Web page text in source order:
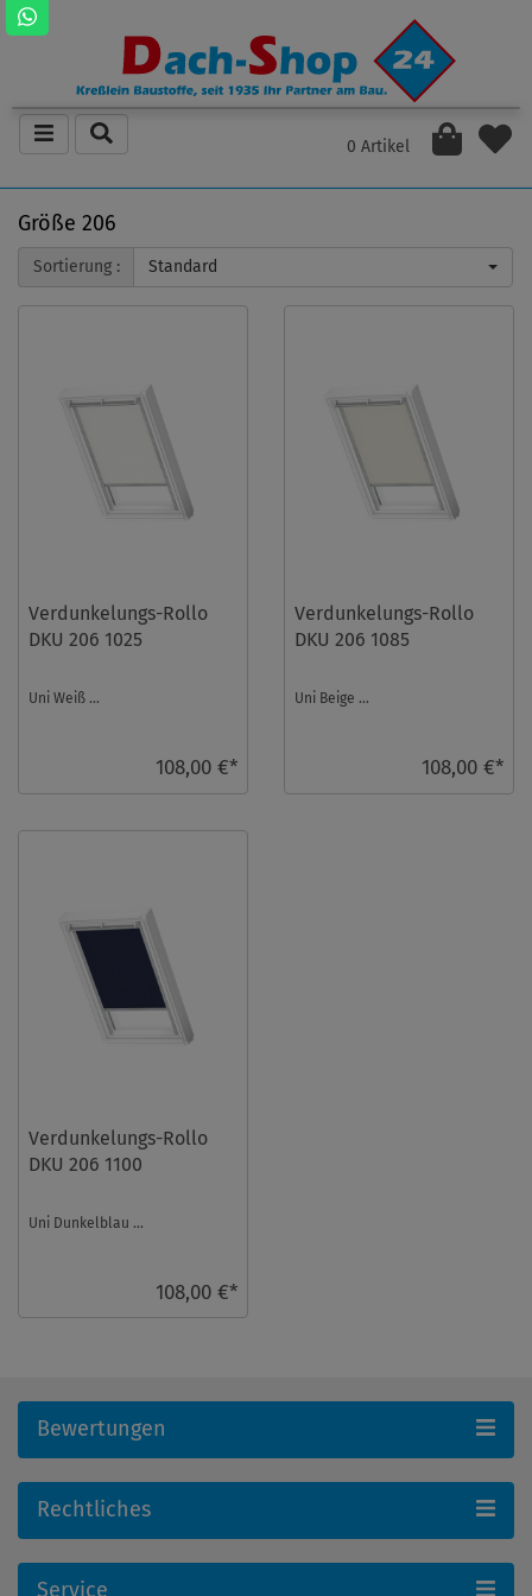
0 Artikel
Größe 206
Sortierung : Standard
Verdunkelungs-Rollo
DKU 206 1025
Uni Weiß ...
108,00 €*
Verdunkelungs-Rollo
DKU 206 1085
Uni Beige ...
108,00 €*
Verdunkelungs-Rollo
DKU 206 1100
Uni Dunkelblau ...
108,00 €*
Bewertungen
Rechtliches
Service